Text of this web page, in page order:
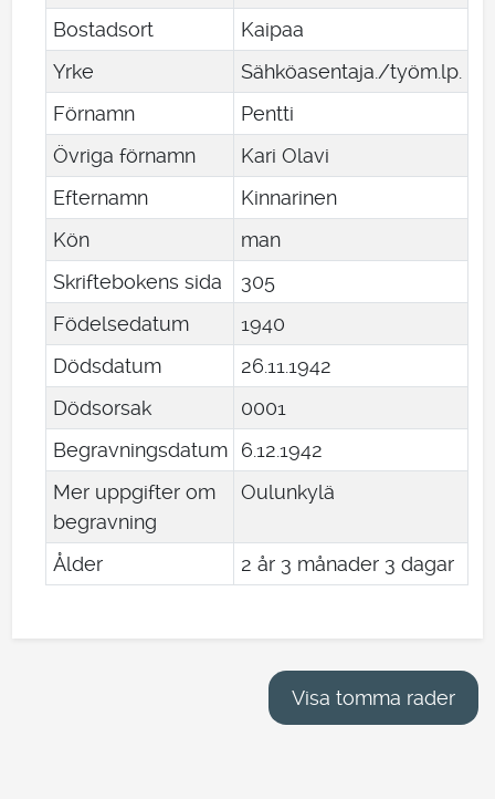
Bostadsort
Kaipaa
Yrke
Sähköasentaja./työm.lp.
Förnamn
Pentti
Övriga förnamn
Kari Olavi
Efternamn
Kinnarinen
Kön
man
Skriftebokens sida
305
Födelsedatum
1940
Dödsdatum
2611 1942
Dödsorsak
0001
Begravningsdatum
6121942
Mer uppgifter om
begravning
Oulunkylä
Ålder 2 år 3 månader 3 dagar
Visa tomma rader